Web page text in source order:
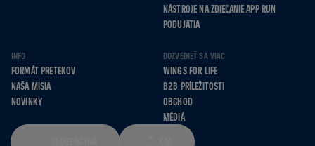
NÁSTROJE NA ZDIEĽANIE APP RUN
PODUJATIA
INFO
FORMÁT PRETEKOV
NAŠA MISIA
NOVINKY
DOZVEDIEŤ SA VIAC
WINGS FOR LIFE
B2B PRÍLEŽITOSTI
OBCHOD
MÉDIÁ